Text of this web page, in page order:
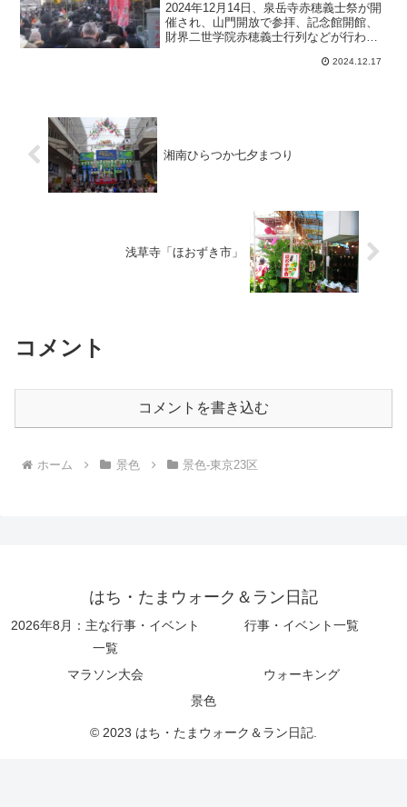
2024年12月14日、泉岳寺赤穂義士祭が開
催され、山門開放で参拝、記念館開館、
財界二世学院赤穂義士行列などが行わ
2024.12.17
湘南ひらつか七夕まつり
浅草寺「ほおずき市」
コメント
コメントを書き込む
ホーム 景色 景色-東京23区
はち・たまウォーク＆ラン日記
2026年8月：主な行事・イベント
一覧
行事・イベント一覧
マラソン大会
ウォーキング
景色
© 2023 はち・たまウォーク＆ラン日記.